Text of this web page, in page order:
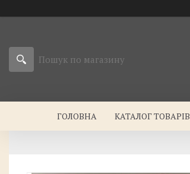
ГОЛОВНА КАТАЛОГ ТОВАРІВ